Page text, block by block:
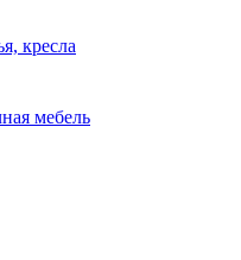
кресла
мебель